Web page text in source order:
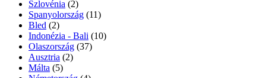
Szlovénia (2)
Spanyolország (11)
Bled (2)
Indonézia - Bali (10)
Olaszország (37)
Ausztria (2)
Málta (5)